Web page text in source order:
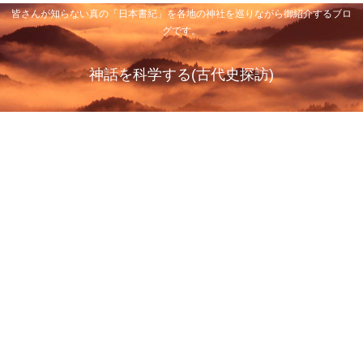
皆さんが知らない真の「日本書紀」を各地の神社を巡りながら御紹介するブロ
グです。
神話を科学する(古代史探訪)